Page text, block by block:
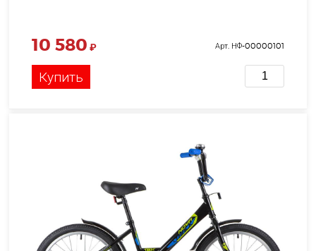
10 580 ₽ Арт. НФ-00000101
Купить